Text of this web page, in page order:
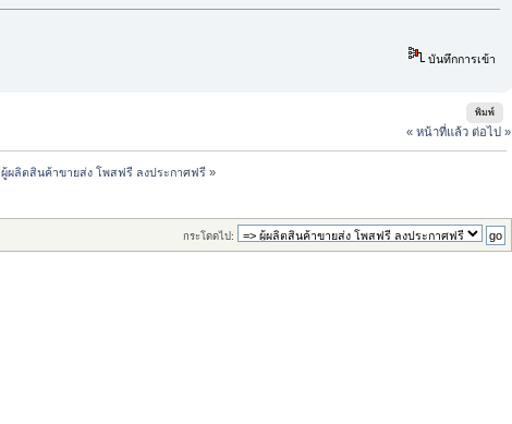
บันทึกการเข้า
พิมพ์
« หน้าที่แล้ว ต่อไป »
ผู้ผลิตสินค้าขายส่ง โพสฟรี ลงประกาศฟรี»
กระโดดไป: